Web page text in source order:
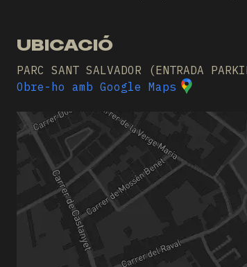
UBICACIÓ
PARC SANT SALVADOR (ENTRADA
Obre-ho amb Google Maps